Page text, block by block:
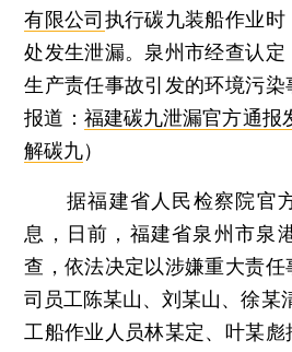
有限公司 执行碳九装船作业
处发生泄漏。泉州市经查认
生产责任事故引发的环境污染
报道： 福建碳九泄漏官方通报
解碳九）
据福建省人民检察院官方
息，日前，福建省泉州市泉
查，依法决定以涉嫌重大责
司员工陈某山、刘某山、徐某
工船作业人员林某定、叶某